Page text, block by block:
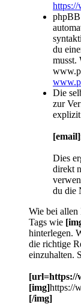
du
musst.
Die
zur
[email]
Dies
direkt
du die
Wie bei allen
Tags wie
hinterlegen.
die richtige
einzuhalten.
[url=https://
[img]https://
[/img]